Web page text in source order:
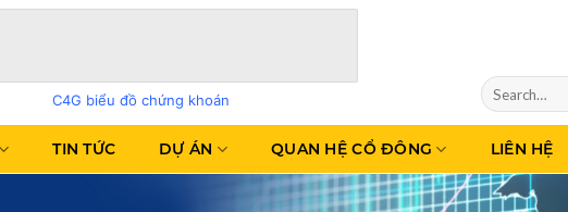
C4G biểu đồ chứng khoán
TIN TỨC DỰ ÁN QUAN HỆ CỔ ĐÔNG LIÊN HỆ